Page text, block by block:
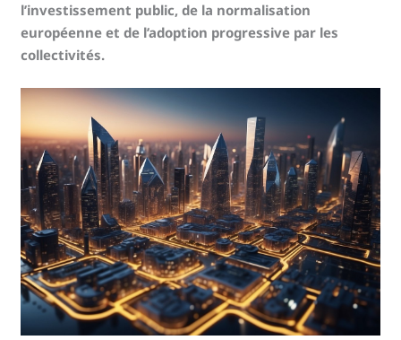
l’investissement public, de la normalisation
européenne et de l’adoption progressive par les
collectivités.